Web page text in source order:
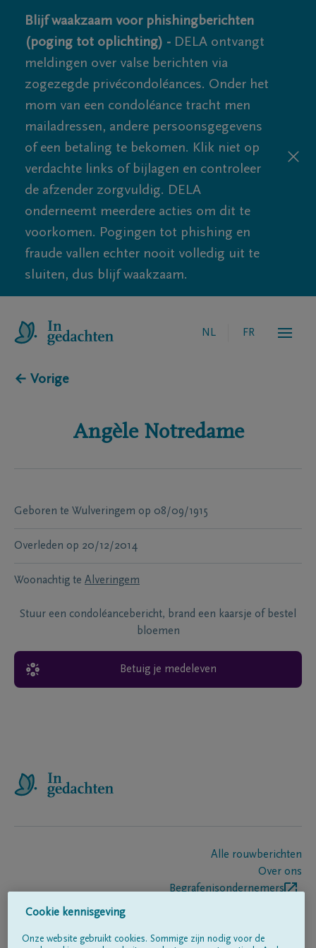
Blijf waakzaam voor phishingberichten
(poging tot oplichting) - DELA ontvangt
meldingen over valse berichten via
zogezegde privécondoléances. Onder het
mom van een condoléance tracht men
mailadressen, andere persoonsgegevens
of een betaling te bekomen. Klik niet op
verdachte links of bijlagen en controleer
de afzender zorgvuldig. DELA
onderneemt meerdere acties om dit te
voorkomen. Pogingen tot phishing en
fraude vallen echter nooit volledig uit te
sluiten, dus blijf waakzaam.
NL FR
← Vorige
Angèle Notredame
Geboren te Wulveringem op 08/09/1915
Overleden op 20/12/2014
Woonachtig te Alveringem
Stuur een condoléancebericht, brand een kaarsje of bestel
bloemen
Betuig je medeleven
Alle rouwberichten
Over ons
Begrafenisondernemers
Cookie kennisgeving
Onze website gebruikt cookies. Sommige zijn nodig voor de